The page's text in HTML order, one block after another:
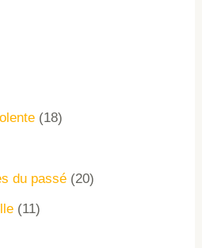
(18)
du passé (20)
(11)